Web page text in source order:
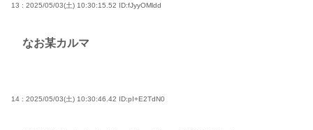
13 : 2025/05/03(土) 10:30:15.52 ID:fJyyOMldd
なお某カルマ
14 : 2025/05/03(土) 10:30:46.42 ID:pI+E2TdN0